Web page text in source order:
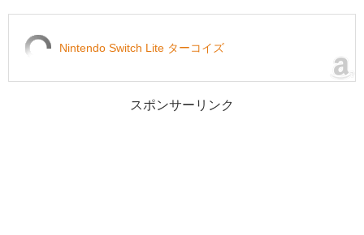
Nintendo Switch Lite ターコイズ
スポンサーリンク